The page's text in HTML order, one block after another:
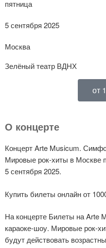
пятница
5 сентября 2025
Москва
Зелёный театр ВДНХ
от
О концерте
Концерт Arte Musicum.
Мировые рок-хиты в Москве
5 сентября 2025.
Купить билеты онлайн от
На концерте Билеты на Arte
караоке-шоу. Мировые рок-
будут действовать